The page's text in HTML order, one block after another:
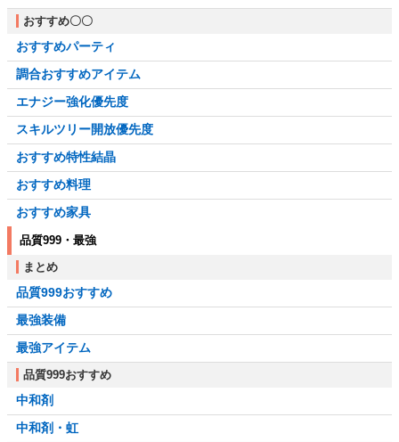
おすすめ〇〇
おすすめパーティ
調合おすすめアイテム
エナジー強化優先度
スキルツリー開放優先度
おすすめ特性結晶
おすすめ料理
おすすめ家具
品質999・最強
まとめ
品質999おすすめ
最強装備
最強アイテム
品質999おすすめ
中和剤
中和剤・虹